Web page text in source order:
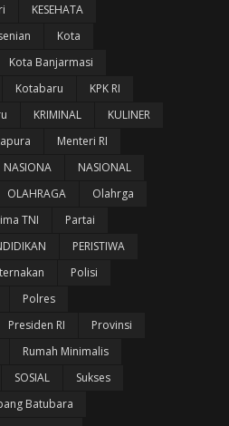
KESEHATA
Kota
Kota Banjarmasi
Kotabaru
KPK RI
KRIMINAL
KULINER
Menteri RI
NASIONA
NASIONAL
OLAHRAGA
Olahrga
TNI
Partai
PERISTIWA
Polisi
Polres
Presiden RI
Provinsi
Rumah Minimalis
SOSIAL
Sukses
Batubara